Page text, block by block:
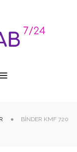
BINDER KMF 720